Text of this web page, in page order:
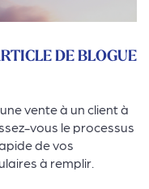
DE BLOGUE
vente à un client à
vous le processus
de vos
à remplir.